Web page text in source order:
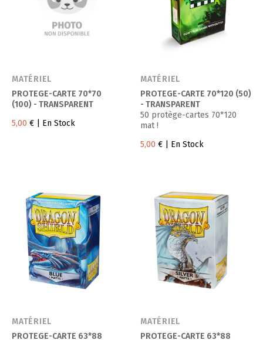
MATÉRIEL
PROTEGE-CARTE 70*70
(100) - TRANSPARENT
5,00 € | En Stock
MATÉRIEL
PROTEGE-CARTE 70*120 (50)
- TRANSPARENT
50 protège-cartes 70*120
mat !
5,00 € | En Stock
MATÉRIEL
PROTEGE-CARTE 63*88
MATÉRIEL
PROTEGE-CARTE 63*88